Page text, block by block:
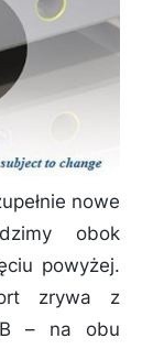
nowe
obok
powyżej.
zrywa z
– na obu